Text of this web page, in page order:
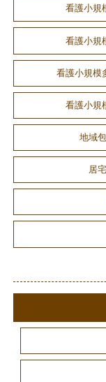
看護小規
看護小規
看護小規模
看護小規
地域
居